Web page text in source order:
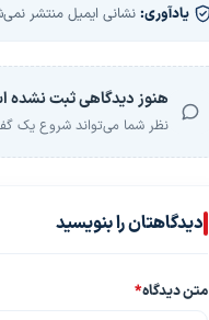
یادآوری: نشانی ایمیل منتشر
هنوز دیدگاهی ثبت نشده
نظر شما می‌تواند شروع یک
دیدگاهتان را بنویسید
متن دیدگاه*